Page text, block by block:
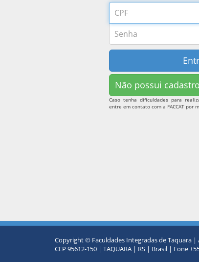
Não possui
Caso tenha dificuldades para
entre em contato com a FACCAT por
Copyright © Faculdades Integradas de Taquara |
CEP 95612-150 | TAQUARA | RS | Brasil | Fone